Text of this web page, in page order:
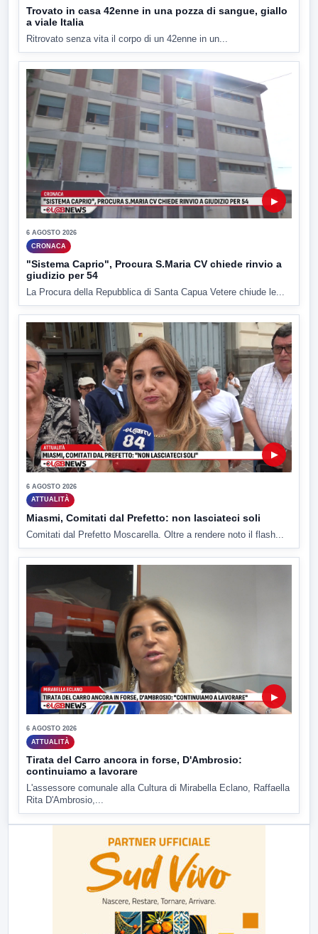
Trovato in casa 42enne in una pozza di sangue, giallo
a viale Italia
Ritrovato senza vita il corpo di un 42enne in un...
▶
6 AGOSTO 2026
CRONACA
"Sistema Caprio", Procura S.Maria CV chiede rinvio a
giudizio per 54
La Procura della Repubblica di Santa Capua Vetere chiude le...
▶
6 AGOSTO 2026
ATTUALITÀ
Miasmi, Comitati dal Prefetto: non lasciateci soli
Comitati dal Prefetto Moscarella. Oltre a rendere noto il flash...
▶
6 AGOSTO 2026
ATTUALITÀ
Tirata del Carro ancora in forse, D'Ambrosio:
continuiamo a lavorare
L'assessore comunale alla Cultura di Mirabella Eclano, Raffaella
Rita D'Ambrosio,...